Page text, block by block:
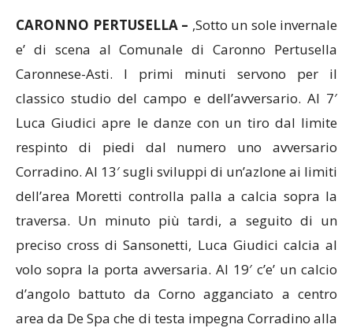
CARONNO PERTUSELLA – ,Sotto un sole invernale
e’ di scena al Comunale di Caronno Pertusella
Caronnese-Asti. I primi minuti servono per il
classico studio del campo e dell’avversario. Al 7′
Luca Giudici apre le danze con un tiro dal limite
respinto di piedi dal numero uno avversario
Corradino. Al 13′ sugli sviluppi di un’azIone ai limiti
dell’area Moretti controlla palla a calcia sopra la
traversa. Un minuto più tardi, a seguito di un
preciso cross di Sansonetti, Luca Giudici calcia al
volo sopra la porta avversaria. Al 19′ c’e’ un calcio
d’angolo battuto da Corno agganciato a centro
area da De Spa che di testa impegna Corradino alla